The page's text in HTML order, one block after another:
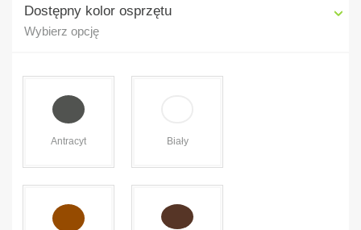
Dostępny kolor osprzętu
Wybierz opcję
Antracyt Biały